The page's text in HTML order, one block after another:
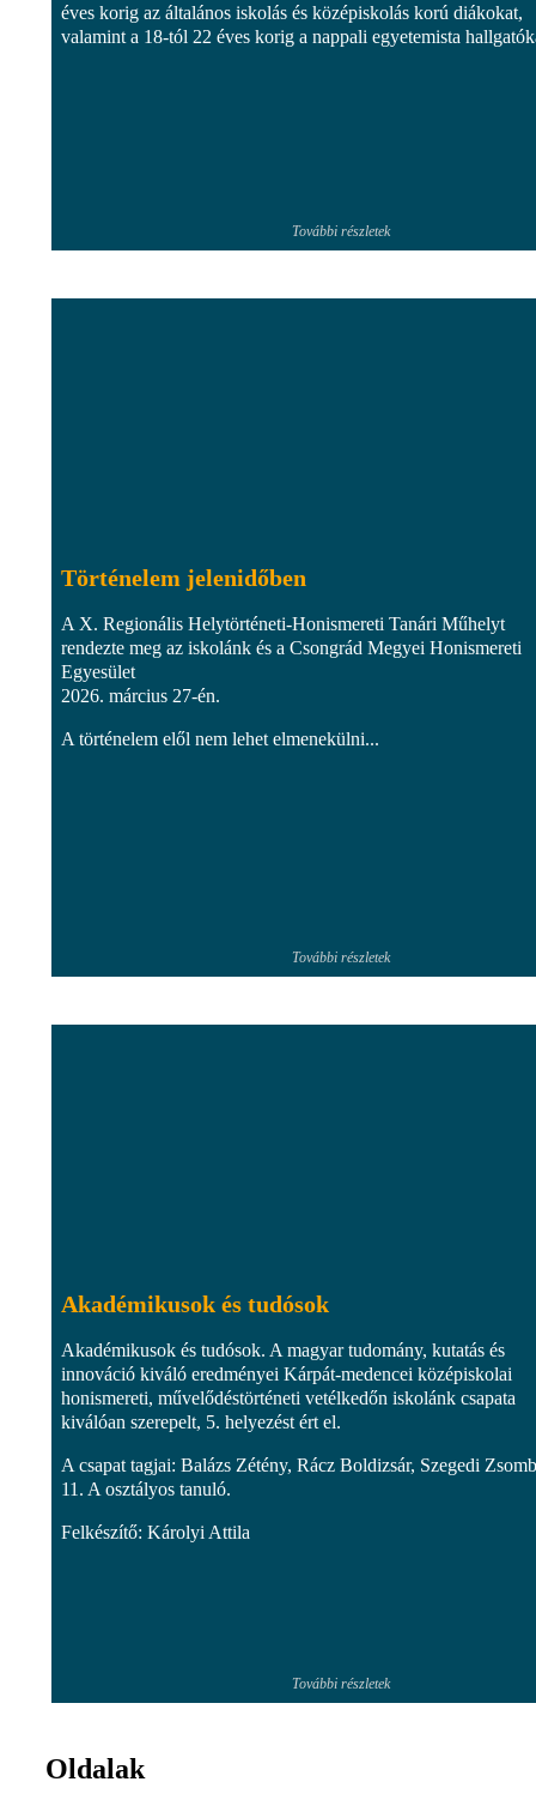
éves korig az általános iskolás és középiskolás korú diákokat,
valamint a 18-tól 22 éves korig a nappali egyetemista
További részletek
Történelem jelenidőben
A X. Regionális Helytörténeti-Honismereti Tanári Műhelyt
rendezte meg az iskolánk és a Csongrád Megyei Honismereti
Egyesület
2026. március 27-én.
A történelem elől nem lehet elmenekülni...
További részletek
Akadémikusok és tudósok
Akadémikusok és tudósok. A magyar tudomány, kutatás és
innováció kiváló eredményei Kárpát-medencei középiskolai
honismereti, művelődéstörténeti vetélkedőn iskolánk csapata
kiválóan szerepelt, 5. helyezést ért el.
A csapat tagjai: Balázs Zétény, Rácz Boldizsár, Szegedi
11. A osztályos tanuló.
Felkészítő: Károlyi Attila
További részletek
Oldalak